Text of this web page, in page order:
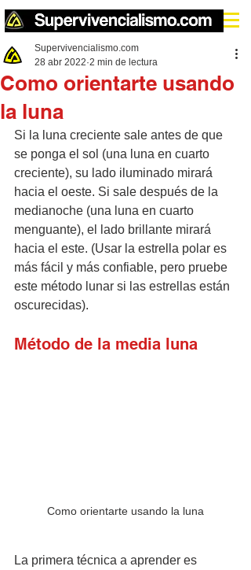
Como orientarte usando
la luna
Supervivencialismo.com
28 abr 2022 2 min de lectura
Si la luna creciente sale antes de que
se ponga el sol (una luna en cuarto
creciente), su lado iluminado mirará
hacia el oeste. Si sale después de la
medianoche (una luna en cuarto
menguante), el lado brillante mirará
hacia el este. (Usar la estrella polar es
más fácil y más confiable, pero pruebe
este método lunar si las estrellas están
oscurecidas).
Método de la media luna
Como orientarte usando la luna
La primera técnica a aprender es